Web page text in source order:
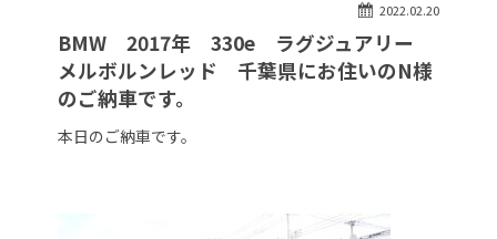
自動車保険
TUCとは？
リクルート
納車blog
会社概要
2022.02.20
BMW 2017年 330e ラグジュアリー
メルボルンレッド 千葉県にお住いのN様
のご納車です。
本日のご納車です。